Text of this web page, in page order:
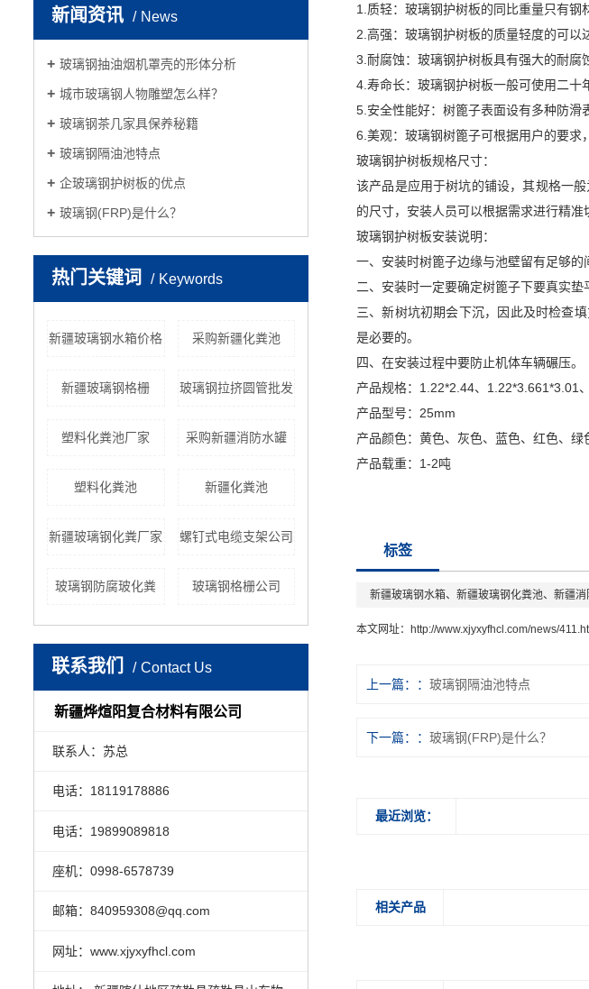
新闻资讯 News
玻璃钢抽油烟机罩壳的形体分析
城市玻璃钢人物雕塑怎么样？
玻璃钢茶几家具保养秘籍
玻璃钢隔油池特点
企玻璃钢护树板的优点
玻璃钢(FRP)是什么？
热门关键词 Keywords
新疆玻璃钢水箱价格 采购新疆化粪池
新疆玻璃钢格栅 玻璃钢拉挤圆管批发
塑料化粪池厂家 采购新疆消防水罐
塑料化粪池 新疆化粪池
新疆玻璃钢化粪厂家 螺钉式电缆支架公司
玻璃钢防腐玻化粪 玻璃钢格栅公司
联系我们 Contact Us
新疆烨煊阳复合材料有限公司
联系人：苏总
电话：18119178886
电话：19899089818
座机：0998-6578739
邮箱：840959308@qq.com
网址：www.xjyxyfhcl.com
1.质轻：玻璃钢护树板的同比重量只有钢
2.高强：玻璃钢护树板的质量轻度的可以
3.耐腐蚀：玻璃钢护树板具有强大的耐腐
4.寿命长：玻璃钢护树板一般可使用二十
5.安全性能好：树篦子表面设有多种防滑
6.美观：玻璃钢树篦子可根据用户的要求
玻璃钢护树板规格尺寸：
该产品是应用于树坑的铺设，其规格一
的尺寸，安装人员可以根据需求进行精准
玻璃钢护树板安装说明：
一、安装时树篦子边缘与池壁留有足够的
二、安装时一定要确定树篦子下要真实垫
三、新树坑初期会下沉，因此及时检查
是必要的。
四、在安装过程中要防止机体车辆碾压。
产品规格：1.22*2.44、1.22*3.661*3.01
产品型号：25mm
产品颜色：黄色、灰色、蓝色、红色、绿
产品载重：1-2吨
标签
新疆玻璃钢水箱、新疆玻璃钢化粪池、新疆消
本文网址： http://www.xjyxyfhcl.com/news/
上一篇： 玻璃钢隔油池特点
下一篇： 玻璃钢(FRP)是什么？
最近浏览：
相关产品